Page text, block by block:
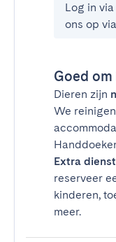
Log in
ons op
Goed
Dieren zijn
We
Extra
reserveer
kinderen,
meer.